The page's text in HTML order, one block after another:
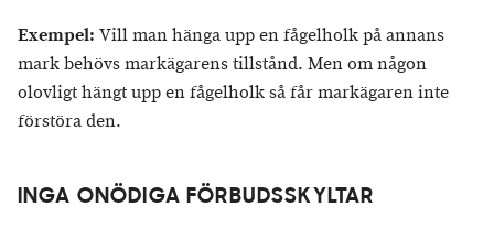
Exempel: Vill man hänga upp en fågelholk på annans
mark behövs markägarens tillstånd. Men om någon
olovligt hängt upp en fågelholk så får markägaren inte
förstöra den.
INGA ONÖDIGA FÖRBUDSSKYLTAR